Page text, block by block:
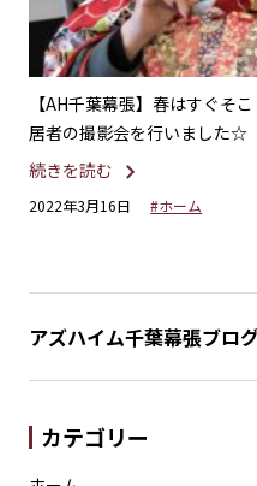
【AH千葉幕張】春はすぐそ
居者の撮影会を行いました☆
続きを読む
2022年3月16日 #ホーム
アズハイム千葉幕張ブロ
カテゴリー